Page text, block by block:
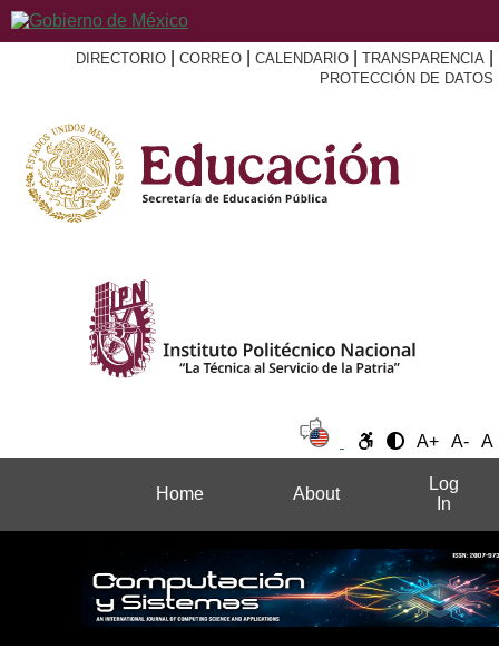
DIRECTORIO CORREO CALENDARIO TRANSPARENCIA
PROTECCIÓN DE DATOS
A+ A- A
Home About
Log
In